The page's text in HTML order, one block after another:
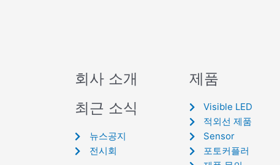
회사 소개
최근 소식
뉴스공지
전시회
제품
Visible LED
적외선 제품
Sensor
포토커플러